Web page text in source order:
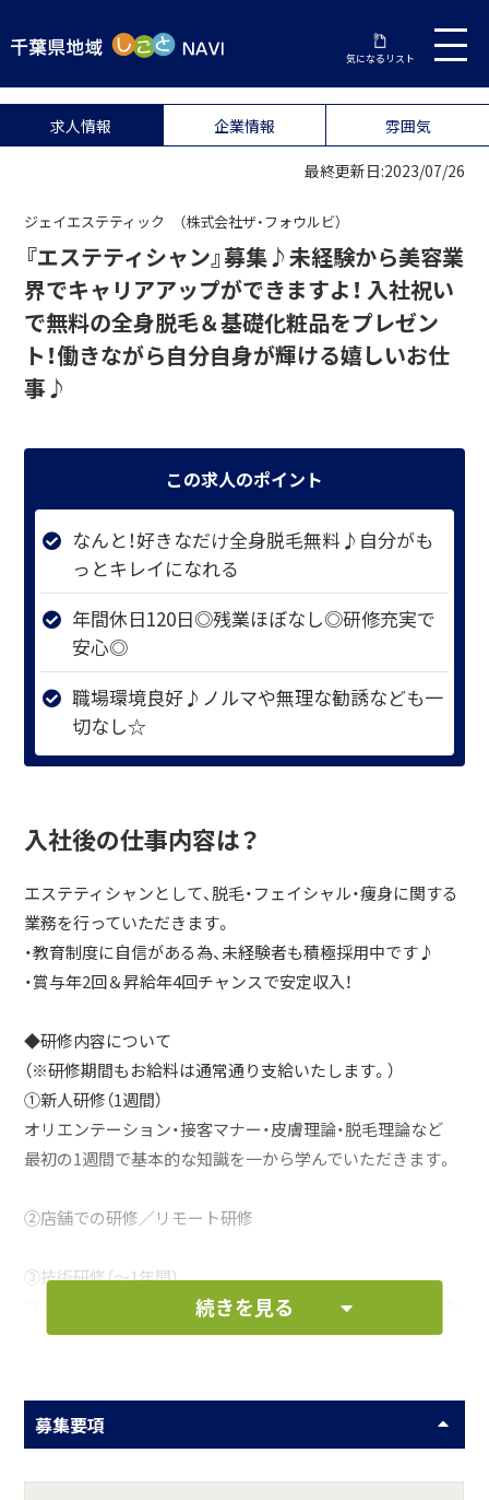
気になるリスト
求人情報 企業情報 雰囲気
最終更新日:2023/07/26
ジェイエステティック （株式会社ザ・フォウルビ）
『エステティシャン』募集♪未経験から美容業
界でキャリアアップができますよ！ 入社祝い
で無料の全身脱毛＆基礎化粧品をプレゼン
ト！働きながら自分自身が輝ける嬉しいお仕
事♪
この求人のポイント
なんと！好きなだけ全身脱毛無料♪自分がも
っとキレイになれる
年間休日120日◎残業ほぼなし◎研修充実で
安心◎
職場環境良好♪ノルマや無理な勧誘なども一
切なし☆
入社後の仕事内容は？
エステティシャンとして、脱毛・フェイシャル・痩身に関する
業務を行っていただきます。
・教育制度に自信がある為、未経験者も積極採用中です♪
・賞与年2回＆昇給年4回チャンスで安定収入！
◆研修内容について
（※研修期間もお給料は通常通り支給いたします。）
①新人研修（1週間）
オリエンテーション・接客マナー・皮膚理論・脱毛理論など
最初の1週間で基本的な知識を一から学んでいただきます。
②店舗での研修／リモート研修
③技術研修（～1年間）
フェイシャル・痩身・基礎化粧品・メイクアップなどの技術を
身につけていただきます。あなたのペースに合わせて無理な
けますよ♪
上記の研修を経て、まずは脱毛を希望するお客様を中心に担
当していきます。
続きを見る
募集要項